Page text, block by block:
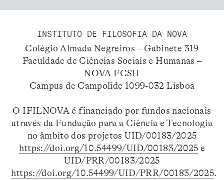
INSTITUTO DE FILOSOFIA DA NOVA
Colégio Almada Negreiros – Gabinete 319
Faculdade de Ciências Sociais e Humanas –
NOVA FCSH
Campus de Campolide 1099-032 Lisboa
O IFILNOVA é financiado por fundos nacionais
através da Fundação para a Ciência e Tecnologia
no âmbito dos projetos UID/00183/2025
https://doi.org/10.54499/UID/00183/2025 e
UID/PRR/00183/2025
https://doi.org/10.54499/UID/PRR/00183/2025.